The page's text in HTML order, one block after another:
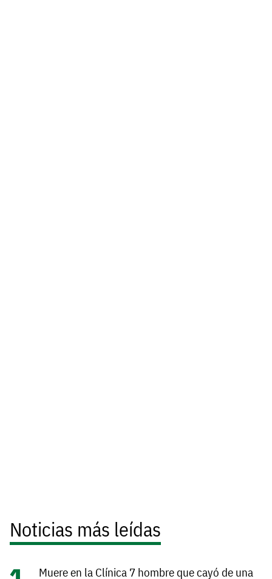
Noticias más leídas
Muere en la Clínica 7 hombre que cayó de una